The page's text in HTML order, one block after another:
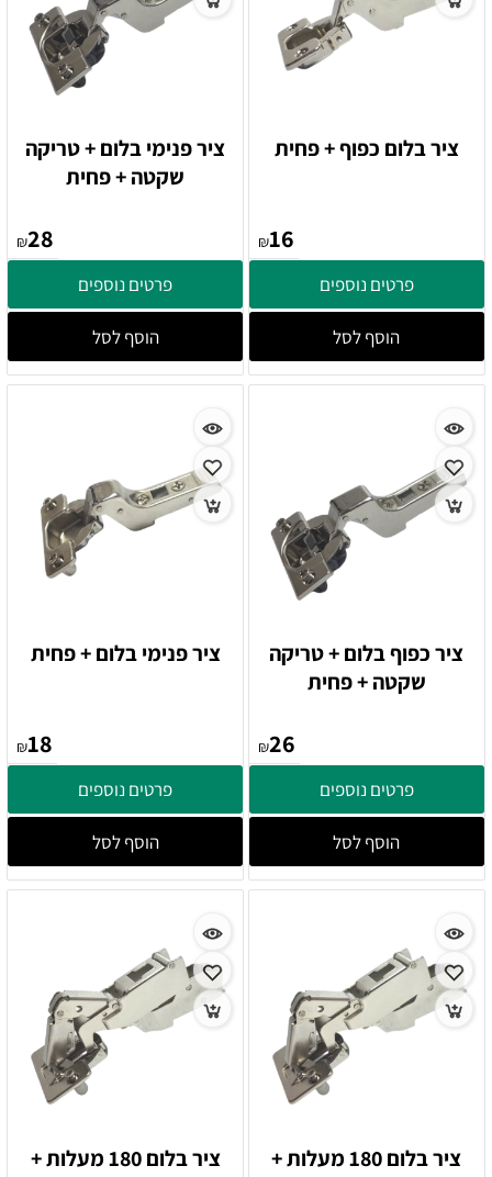
ציר בלום כפוף + פחית
₪16
פרטים נוספים
הוסף לסל
ציר פנימי בלום + טריקה
שקטה + פחית
₪28
פרטים נוספים
הוסף לסל
ציר כפוף בלום + טריקה
שקטה + פחית
₪26
פרטים נוספים
הוסף לסל
ציר פנימי בלום + פחית
₪18
פרטים נוספים
הוסף לסל
ציר בלום 180 מעלות +
ציר בלום 180 מעלות +